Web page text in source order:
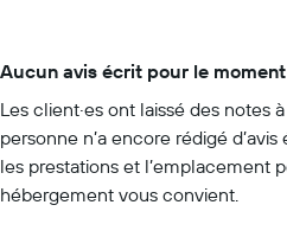
Aucun avis écrit pour le moment
Les client·es ont laissé des notes
personne n’a encore rédigé
les prestations et l’emplacement
hébergement vous convient.